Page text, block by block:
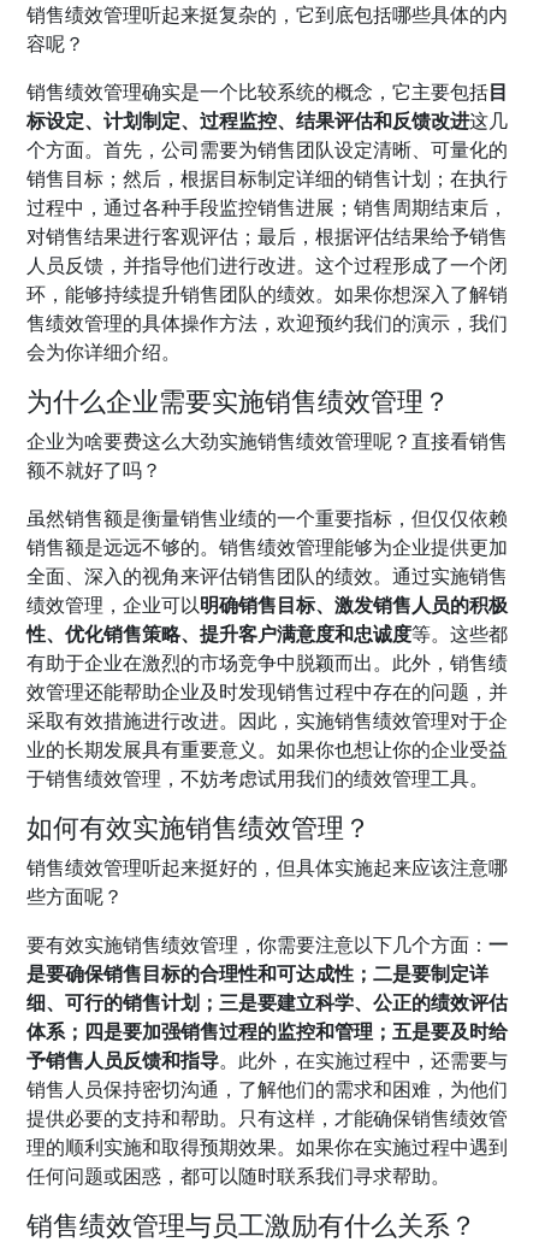
销售绩效管理听起来挺复杂的，它到底包括哪些具体的内
容呢？
销售绩效管理确实是一个比较系统的概念，它主要包括目
标设定、计划制定、过程监控、结果评估和反馈改进这几
个方面。首先，公司需要为销售团队设定清晰、可量化的
销售目标；然后，根据目标制定详细的销售计划；在执行
过程中，通过各种手段监控销售进展；销售周期结束后，
对销售结果进行客观评估；最后，根据评估结果给予销售
人员反馈，并指导他们进行改进。这个过程形成了一个闭
环，能够持续提升销售团队的绩效。如果你想深入了解销
售绩效管理的具体操作方法，欢迎预约我们的演示，我们
会为你详细介绍。
为什么企业需要实施销售绩效管理？
企业为啥要费这么大劲实施销售绩效管理呢？直接看销售
额不就好了吗？
虽然销售额是衡量销售业绩的一个重要指标，但仅仅依赖
销售额是远远不够的。销售绩效管理能够为企业提供更加
全面、深入的视角来评估销售团队的绩效。通过实施销售
绩效管理，企业可以明确销售目标、激发销售人员的积极
性、优化销售策略、提升客户满意度和忠诚度等。这些都
有助于企业在激烈的市场竞争中脱颖而出。此外，销售绩
效管理还能帮助企业及时发现销售过程中存在的问题，并
采取有效措施进行改进。因此，实施销售绩效管理对于企
业的长期发展具有重要意义。如果你也想让你的企业受益
于销售绩效管理，不妨考虑试用我们的绩效管理工具。
如何有效实施销售绩效管理？
销售绩效管理听起来挺好的，但具体实施起来应该注意哪
些方面呢？
要有效实施销售绩效管理，你需要注意以下几个方面：一
是要确保销售目标的合理性和可达成性；二是要制定详
细、可行的销售计划；三是要建立科学、公正的绩效评估
体系；四是要加强销售过程的监控和管理；五是要及时给
予销售人员反馈和指导。此外，在实施过程中，还需要与
销售人员保持密切沟通，了解他们的需求和困难，为他们
提供必要的支持和帮助。只有这样，才能确保销售绩效管
理的顺利实施和取得预期效果。如果你在实施过程中遇到
任何问题或困惑，都可以随时联系我们寻求帮助。
销售绩效管理与员工激励有什么关系？